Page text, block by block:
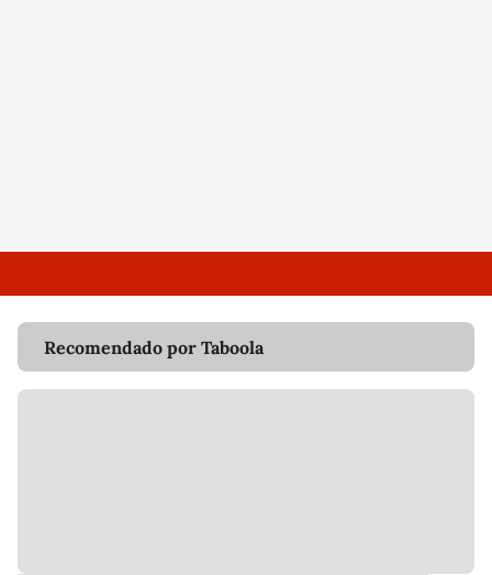
Recomendado por Taboola